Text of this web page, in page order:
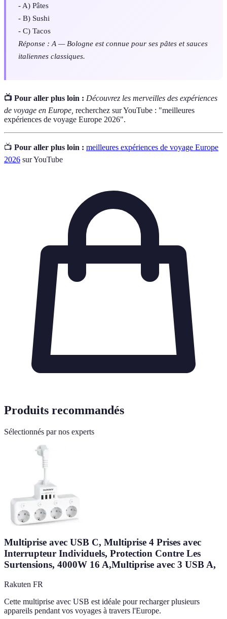
- A) Pâtes
- B) Sushi
- C) Tacos
Réponse : A — Bologne est connue pour ses pâtes et sauces
italiennes classiques.
📺 Pour aller plus loin : Découvrez les merveilles des expériences
de voyage en Europe, recherchez sur YouTube : "meilleures
expériences de voyage Europe 2026".
📺 Pour aller plus loin : meilleures expériences de voyage Europe
2026 sur YouTube
Produits recommandés
Sélectionnés par nos experts
Multiprise avec USB C, Multiprise 4 Prises avec
Interrupteur Individuels, Protection Contre Les
Surtensions, 4000W 16 A,Multiprise avec 3 USB A,
Rakuten FR
Cette multiprise avec USB est idéale pour recharger plusieurs
appareils pendant vos voyages à travers l'Europe.